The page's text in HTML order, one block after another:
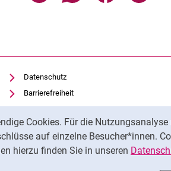
Cookies. Für die
auf einzelne Besucher*innen.
hierzu finden Sie in unseren
Datenschutz
Barrierefreiheit
Transparenter KI-Einsatz
Impressum